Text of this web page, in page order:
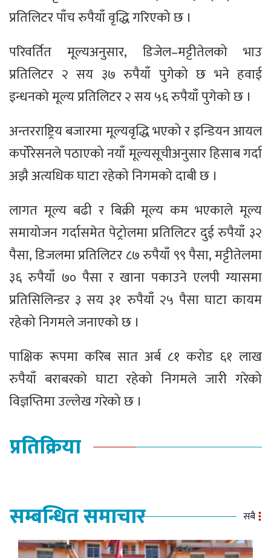
प्रतिलिटर पाँच रुपैयाँ वृद्धि गरिएको छ ।
परिवर्तित मूल्यअनुसार, डिजेल–मट्टीतेलको भाउ
प्रतिलिटर २ सय ३७ रुपैयाँ पुगेको छ भने हवाई
इन्धनको मूल्य प्रतिलिटर २ सय ५६ रुपैयाँ पुगेको छ ।
अन्तरराष्ट्रिय बजारमा मूल्यवृद्धि भएको र इन्डियन आयल
कर्पोरेसनले पठाएको नयाँ मूल्यसूचीअनुसार हिसाब गर्दा
अझै अत्यधिक घाटा रहेको निगमको दाबी छ ।
लागत मूल्य बढी र बिक्री मूल्य कम भएकाले मूल्य
समायोजन गर्दासमेत पेट्रोलमा प्रतिलिटर दुई रुपैयाँ ३२
पैसा, डिजलमा प्रतिलिटर ८७ रुपैयाँ ९९ पैसा, मट्टीतेलमा
३६ रुपैयाँ ७० पैसा र खाना पकाउने एलपी ग्यासमा
प्रतिसिलिन्डर ३ सय ३१ रुपैयाँ २५ पैसा घाटा कायम
रहेको निगमले जनाएको छ ।
पाक्षिक रूपमा करिब सात अर्ब ८१ करोड ६१ लाख
रुपैयाँ बराबरको घाटा रहेको निगमले जारी गरेको
विज्ञप्तिमा उल्लेख गरेको छ ।
प्रतिक्रिया
सम्बन्धित समाचार सबै